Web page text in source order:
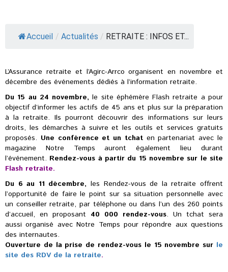
Accueil / Actualités / RETRAITE : INFOS ET...
L’Assurance retraite et l’Agirc-Arrco organisent en novembre et
décembre des événements dédiés à l’information retraite.
Du 15 au 24 novembre, le site éphémère Flash retraite a pour
objectif d’informer les actifs de 45 ans et plus sur la préparation
à la retraite. Ils pourront découvrir des informations sur leurs
droits, les démarches à suivre et les outils et services gratuits
proposés. Une conférence et un tchaten partenariat avec le
magazine Notre Temps auront également lieu durant
l’événement. Rendez-vous à partir du 15 novembre sur le site
Flash retraite.
Du 6 au 11 décembre, les Rendez-vous de la retraite offrent
l’opportunité de faire le point sur sa situation personnelle avec
un conseiller retraite, par téléphone ou dans l’un des 260 points
d’accueil, en proposant 40 000 rendez-vous. Un tchat sera
aussi organisé avec Notre Temps pour répondre aux questions
des internautes.
Ouverture de la prise de rendez-vous le 15 novembre sur le
site des RDV de la retraite.